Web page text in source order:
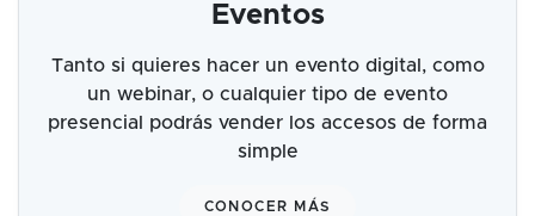
Eventos
Tanto si quieres hacer un evento digital, como
un webinar, o cualquier tipo de evento
presencial podrás vender los accesos de forma
simple
CONOCER MÁS